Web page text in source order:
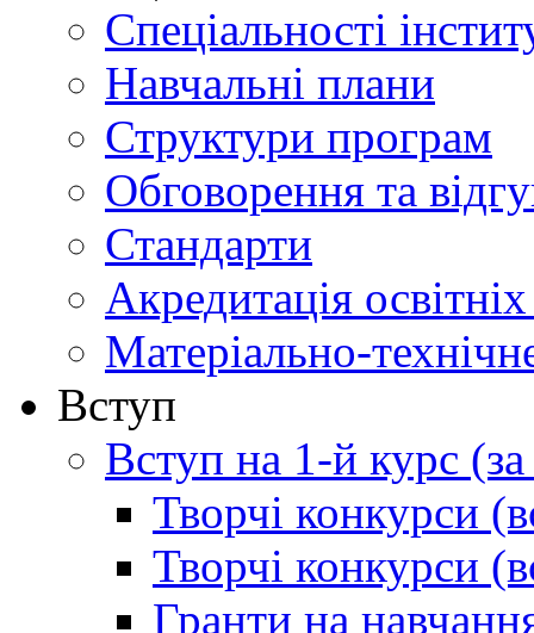
Спеціальності
Навчальні плани
Структури програм
Обговорення та
Стандарти
Акредитація
Матеріально-
Вступ
Вступ на 1-й курс
Творчі конкурси
Творчі конкурси
Гранти на